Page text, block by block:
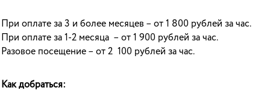
При оплате за 3 и более месяцев – от 1 800 рублей за час.
При оплате за 1-2 месяца – от 1 900 рублей за час.
Разовое посещение – от 2 100 рублей за час.
Как добраться: